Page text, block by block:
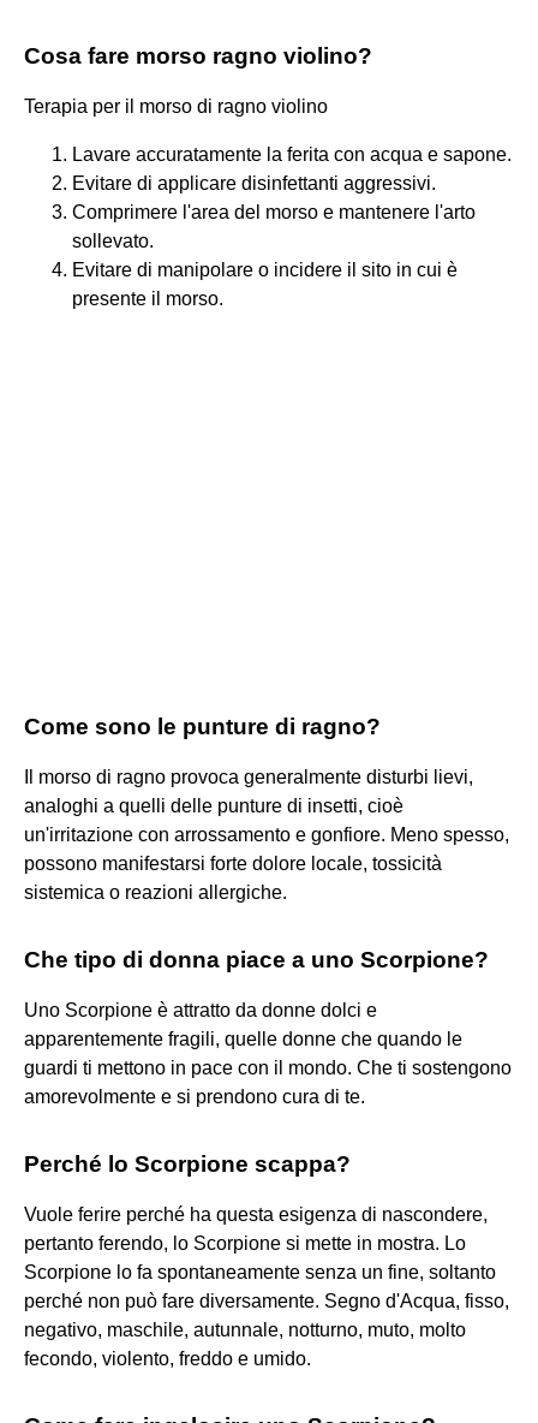
Cosa fare morso ragno violino?
Terapia per il morso di ragno violino
Lavare accuratamente la ferita con acqua e sapone.
Evitare di applicare disinfettanti aggressivi.
Comprimere l'area del morso e mantenere l'arto
sollevato.
Evitare di manipolare o incidere il sito in cui è
presente il morso.
Come sono le punture di ragno?
Il morso di ragno provoca generalmente disturbi lievi,
analoghi a quelli delle punture di insetti, cioè
un'irritazione con arrossamento e gonfiore. Meno spesso,
possono manifestarsi forte dolore locale, tossicità
sistemica o reazioni allergiche.
Che tipo di donna piace a uno Scorpione?
Uno Scorpione è attratto da donne dolci e
apparentemente fragili, quelle donne che quando le
guardi ti mettono in pace con il mondo. Che ti sostengono
amorevolmente e si prendono cura di te.
Perché lo Scorpione scappa?
Vuole ferire perché ha questa esigenza di nascondere,
pertanto ferendo, lo Scorpione si mette in mostra. Lo
Scorpione lo fa spontaneamente senza un fine, soltanto
perché non può fare diversamente. Segno d'Acqua, fisso,
negativo, maschile, autunnale, notturno, muto, molto
fecondo, violento, freddo e umido.